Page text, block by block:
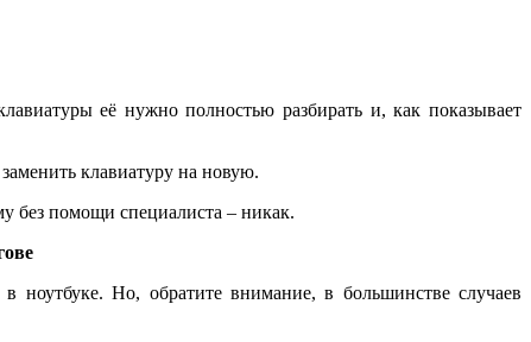
её нужно полностью разбирать и, как показывает
клавиатуру на новую.
без помощи специалиста – никак.
ноутбуке. Но, обратите внимание, в большинстве случаев